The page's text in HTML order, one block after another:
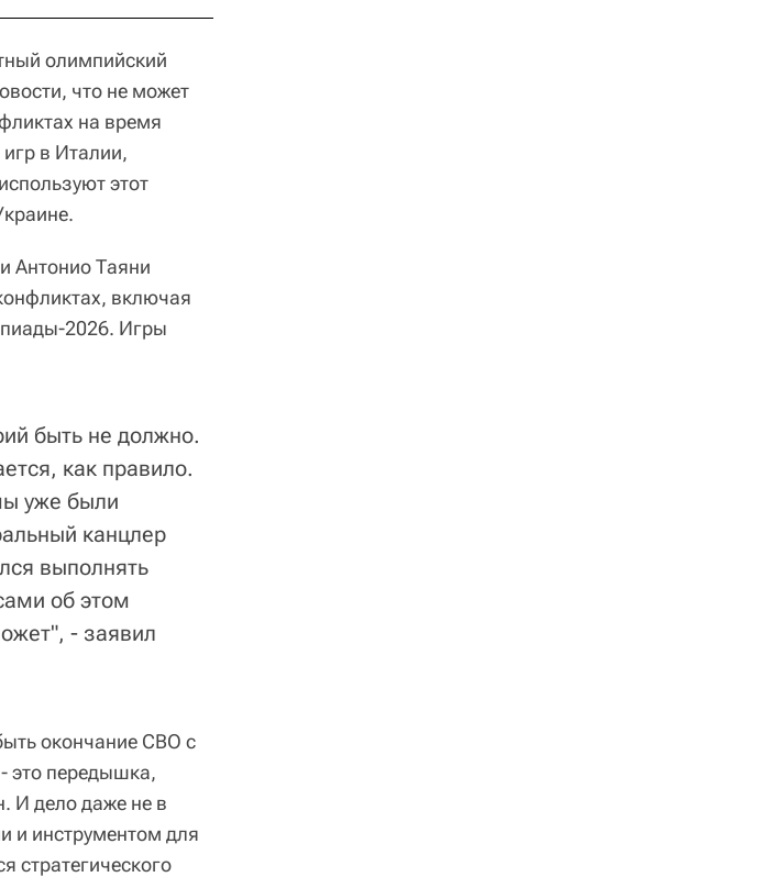
олимпийский
что не может
на время
в Италии,
этот
Антонио Таяни
включая
2026. Игры
быть не должно.
как правило.
уже были
канцлер
выполнять
об этом
- заявил
окончание СВО с
это передышка,
И дело даже не в
и инструментом для
стратегического